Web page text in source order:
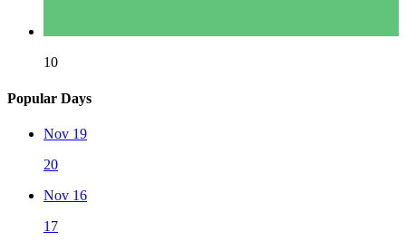
10
Popular Days
Nov 19
20
Nov 16
17